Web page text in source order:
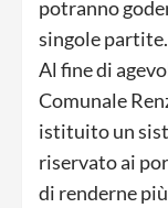
potranno
singole partite.
Al fine di
Comunale
istituito un
riservato ai
di renderne